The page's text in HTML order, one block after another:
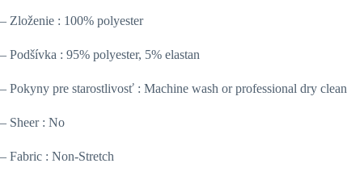
– Zloženie : 100% polyester
– Podšívka : 95% polyester, 5% elastan
– Pokyny pre starostlivosť : Machine wash or professional dry clean
– Sheer : No
– Fabric : Non-Stretch